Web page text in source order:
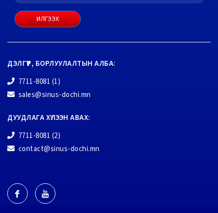
ИЛГЭЭХ
ДЭЛГҮҮР, БОРЛУУЛАЛТЫН АЛБА:
7711-8081 (1)
sales@sinus-dochi.mn
ДУУДЛАГА ХҮЛЭЭН АВАХ:
7711-8081 (2)
contact@sinus-dochi.mn